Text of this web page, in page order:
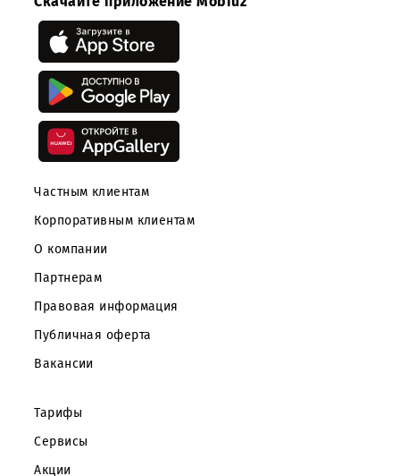
Скачайте приложение Mobiuz
Корпоративным клиентам
О компании
Правовая информация
Публичная оферта